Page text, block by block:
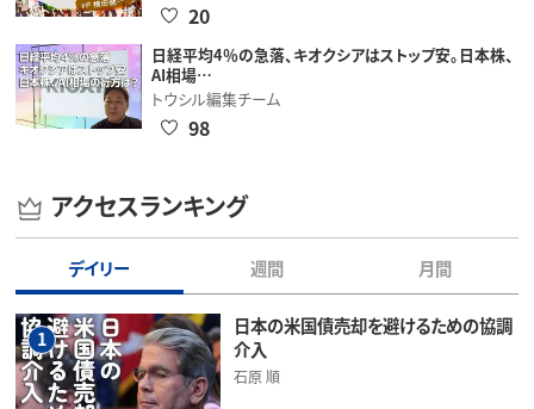
20
日経平均4％の急落、キオクシアはストップ安。日本株、
AI相場…
トウシル編集チーム
98
アクセスランキング
デイリー 週間 月間
1
日本の米国債売却を避けるための協調
介入
石原 順